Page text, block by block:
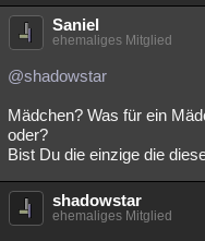
Saniel
ehemaliges Mitglied
@shadowstar
Mädchen? Was für ein
oder?
Bist Du die einzige die
shadowstar
ehemaliges Mitglied